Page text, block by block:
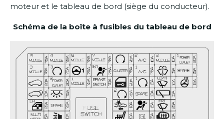
moteur et le tableau de bord (siège du conducteur).
Schéma de la boîte à fusibles du tableau de bord